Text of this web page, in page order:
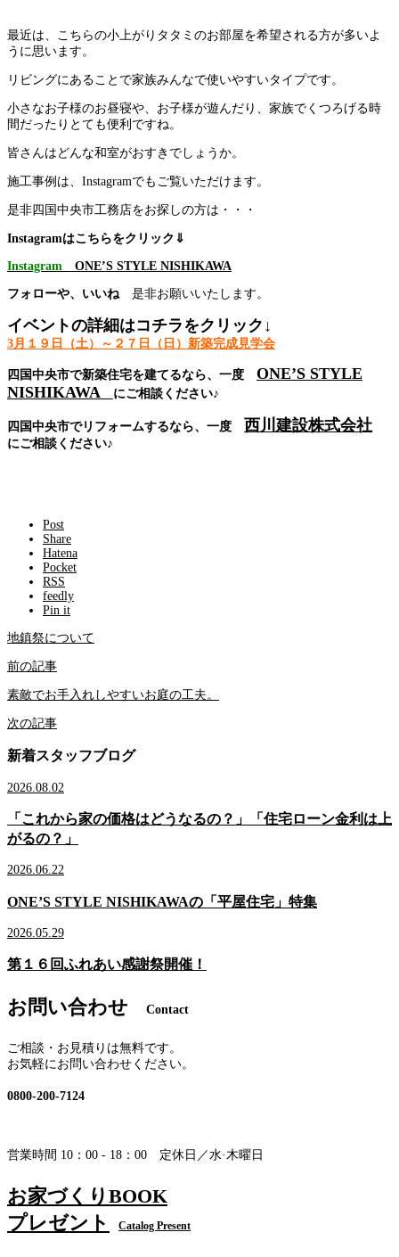
最近は、こちらの小上がりタタミのお部屋を希望される方が多いよ
うに思います。
リビングにあることで家族みんなで使いやすいタイプです。
小さなお子様のお昼寝や、お子様が遊んだり、家族でくつろげる時
間だったりとても便利ですね。
皆さんはどんな和室がおすきでしょうか。
施工事例は、Instagramでもご覧いただけます。
是非四国中央市工務店をお探しの方は・・・
Instagramはこちらをクリック⇓
Instagram ONE’S STYLE NISHIKAWA
フォローや、いいね 是非お願いいたします。
イベントの詳細はコチラをクリック↓
3月１９日（土）～２７日（日）新築完成見学会
四国中央市で新築住宅を建てるなら、一度 ONE’S STYLE
NISHIKAWA
にご相談ください♪
四国中央市でリフォームするなら、一度 西川建設株式会社
にご相談ください♪
Post
Share
Hatena
Pocket
RSS
feedly
Pin it
地鎮祭について
前の記事
素敵でお手入れしやすいお庭の工夫。
次の記事
新着スタッフブログ
2026.08.02
「これから家の価格はどうなるの？」「住宅ローン金利は上
がるの？」
2026.06.22
ONE’S STYLE NISHIKAWAの「平屋住宅」特集
2026.05.29
第１６回ふれあい感謝祭開催！
お問い合わせ Contact
ご相談・お見積りは無料です。
お気軽にお問い合わせください。
0800-200-7124
営業時間 10：00 - 18：00 定休日／水·木曜日
お家づくりBOOK
プレゼント
Catalog Present